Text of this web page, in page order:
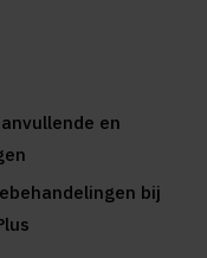
en
bij